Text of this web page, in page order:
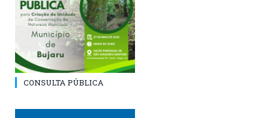
CONSULTA PÚBLICA